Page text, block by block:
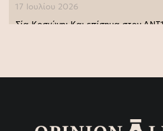
17 Ιουλίου 2026
Σία Κοσιώνη: Και επίσημα στον ΑΝΤ1
της Μάρως Κοντού (photo)
Μάρω Κοντού: Πέθανε η σπουδαία